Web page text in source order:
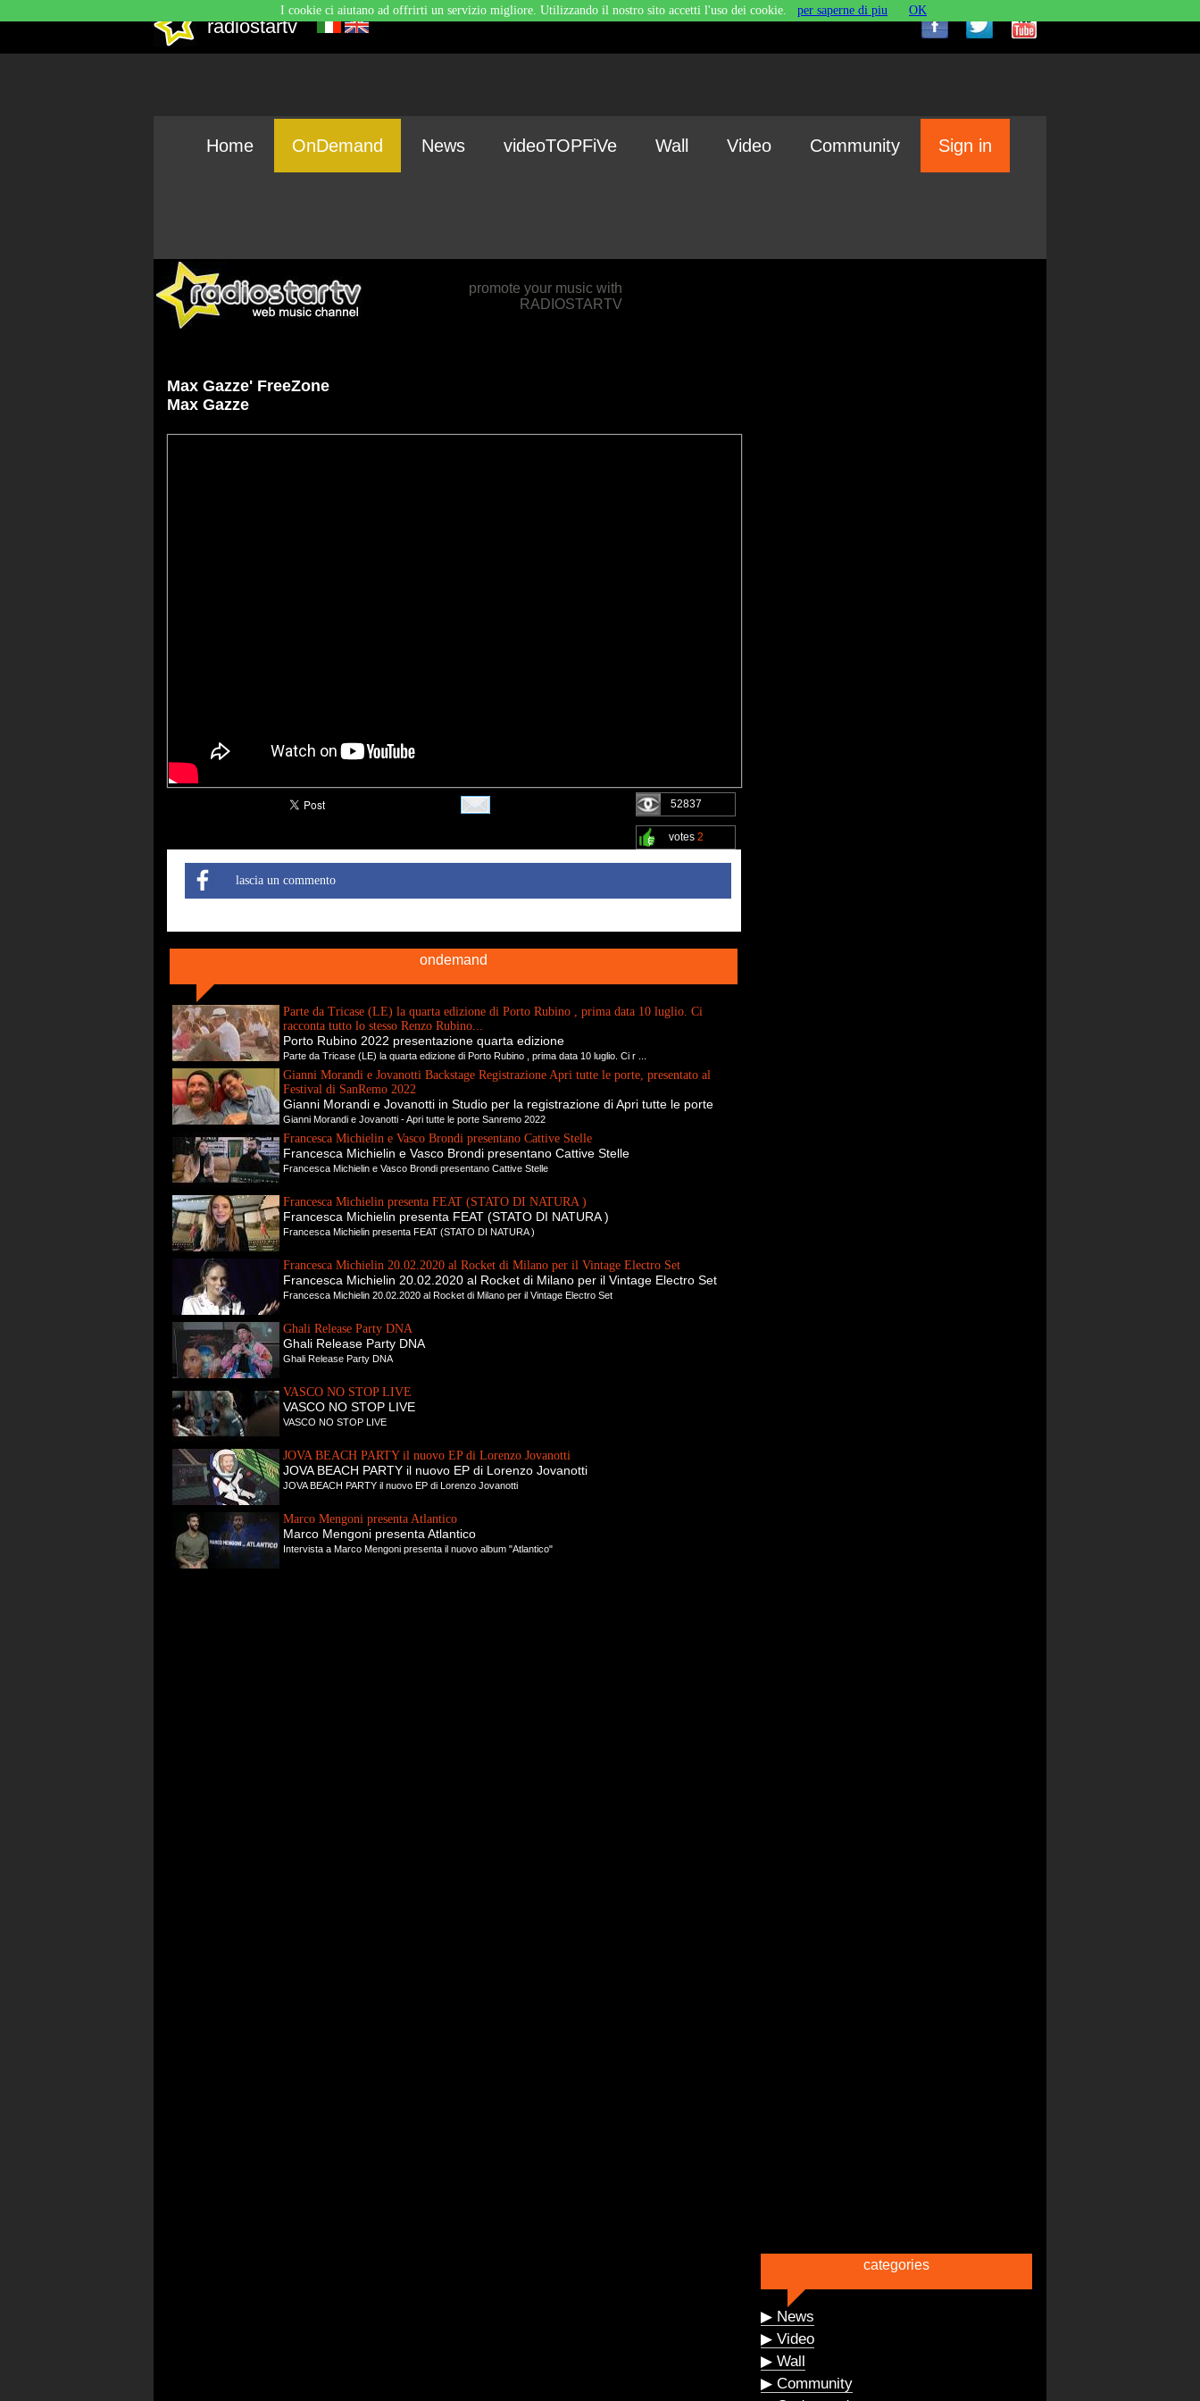
radiostartv
Home OnDemand News videoTOPFiVe Wall Video Community Sign in
promote your music with
RADIOSTARTV
Max Gazze' FreeZone
Max Gazze
52837
votes 2
lascia un commento
ondemand
Parte da Tricase (LE) la quarta edizione di Porto Rubino , prima data 10 luglio. Ci
racconta tutto lo stesso Renzo Rubino...
Porto Rubino 2022 presentazione quarta edizione
Parte da Tricase (LE) la quarta edizione di Porto Rubino , prima data 10 luglio. Ci r ...
Gianni Morandi e Jovanotti Backstage Registrazione Apri tutte le porte, presentato al
Festival di SanRemo 2022
Gianni Morandi e Jovanotti in Studio per la registrazione di Apri tutte le porte
Gianni Morandi e Jovanotti - Apri tutte le porte Sanremo 2022
Francesca Michielin e Vasco Brondi presentano Cattive Stelle
Francesca Michielin e Vasco Brondi presentano Cattive Stelle
Francesca Michielin e Vasco Brondi presentano Cattive Stelle
Francesca Michielin presenta FEAT (STATO DI NATURA )
Francesca Michielin presenta FEAT (STATO DI NATURA )
Francesca Michielin presenta FEAT (STATO DI NATURA )
Francesca Michielin 20.02.2020 al Rocket di Milano per il Vintage Electro Set
Francesca Michielin 20.02.2020 al Rocket di Milano per il Vintage Electro Set
Francesca Michielin 20.02.2020 al Rocket di Milano per il Vintage Electro Set
Ghali Release Party DNA
Ghali Release Party DNA
Ghali Release Party DNA
VASCO NO STOP LIVE
VASCO NO STOP LIVE
VASCO NO STOP LIVE
JOVA BEACH PARTY il nuovo EP di Lorenzo Jovanotti
JOVA BEACH PARTY il nuovo EP di Lorenzo Jovanotti
JOVA BEACH PARTY il nuovo EP di Lorenzo Jovanotti
Marco Mengoni presenta Atlantico
Marco Mengoni presenta Atlantico
Intervista a Marco Mengoni presenta il nuovo album "Atlantico"
categories
▶ News
▶ Video
▶ Wall
▶ Community
I cookie ci aiutano ad offrirti un servizio migliore. Utilizzando il nostro sito accetti l'uso dei cookie. per saperne di piu OK